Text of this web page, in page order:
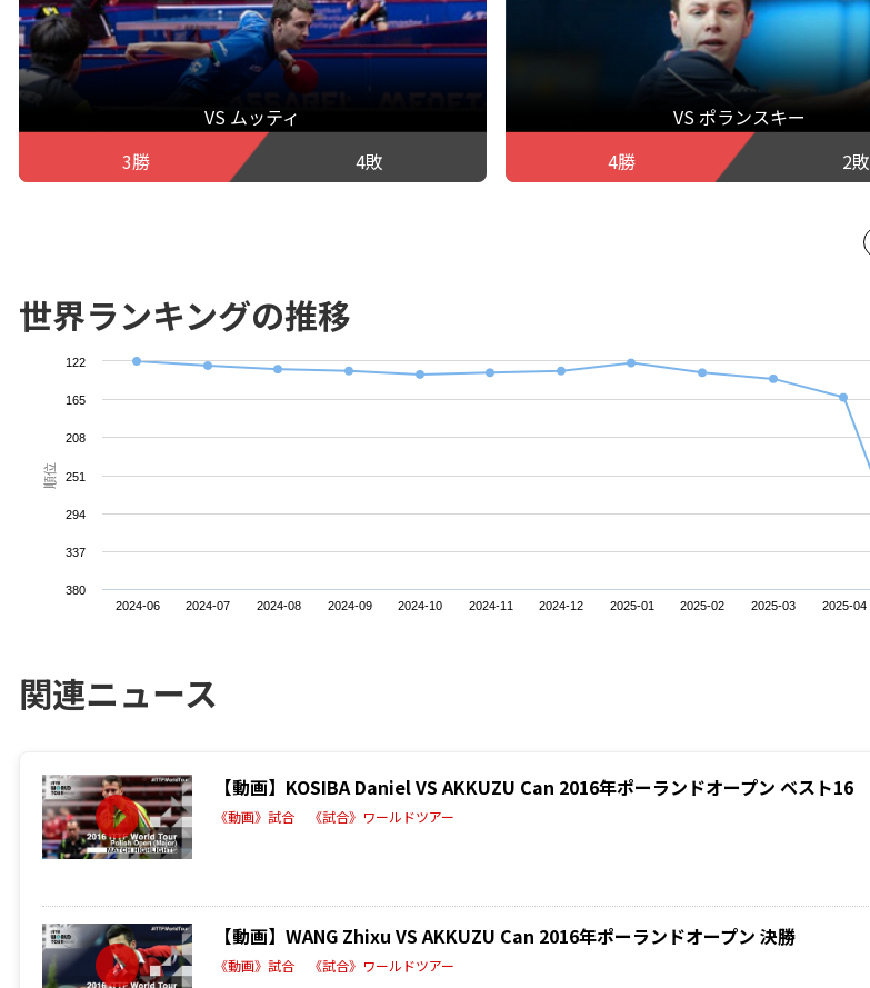
VS ムッティ
3勝
4敗
VS ポランスキー
4勝
2敗
世界ランキングの推移
順位
2024-06 2024-07 2024-08 2024-09 2024-10 2024-11 2024-12 2025-01 2025-02 2025-03 2025-04
122
165
208
251
294
337
380
関連ニュース
【動画】KOSIBA Daniel VS AKKUZU Can 2016年ポーランドオープン ベスト16
《動画》試合 《試合》ワールドツアー
【動画】WANG Zhixu VS AKKUZU Can 2016年ポーランドオープン 決勝
《動画》試合 《試合》ワールドツアー